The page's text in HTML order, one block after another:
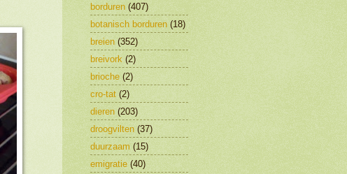
borduren (407)
botanisch borduren (18)
breien (352)
breivork (2)
brioche (2)
cro-tat (2)
dieren (203)
droogvilten (37)
duurzaam (15)
emigratie (40)